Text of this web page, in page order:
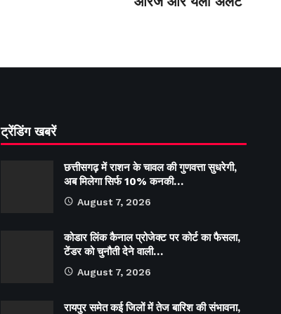
ट्रेंडिंग खबरें
छत्तीसगढ़ में राशन के चावल की गुणवत्ता सुधरेगी,
अब मिलेगा सिर्फ 10% कनकी…
August 7, 2026
कोडार लिंक कैनाल प्रोजेक्ट पर कोर्ट का फैसला,
टेंडर को चुनौती देने वाली…
August 7, 2026
रायपुर समेत कई जिलों में तेज बारिश की संभावना,